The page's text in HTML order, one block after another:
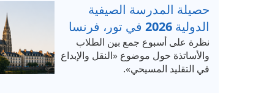
حصيلة المدرسة الصيفية
الدولية 2026 في تور، فرنسا
نظرة على أسبوع جمع بين الطلاب
والأساتذة حول موضوع «النقل والإبداع
في التقليد المسيحي».